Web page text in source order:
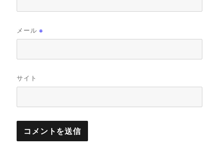
メール※
サイト